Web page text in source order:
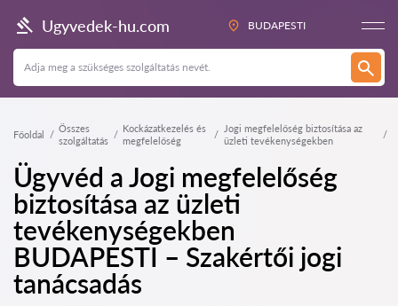
Ugyvedek-hu.com BUDAPESTI
Főoldal
Összes
szolgáltatás
Kockázatkezelés és
megfelelőség
Jogi megfelelőség biztosítása az
üzleti tevékenységekben
Ügyvéd a Jogi megfelelőség
biztosítása az üzleti
tevékenységekben
BUDAPESTI – Szakértői jogi
tanácsadás